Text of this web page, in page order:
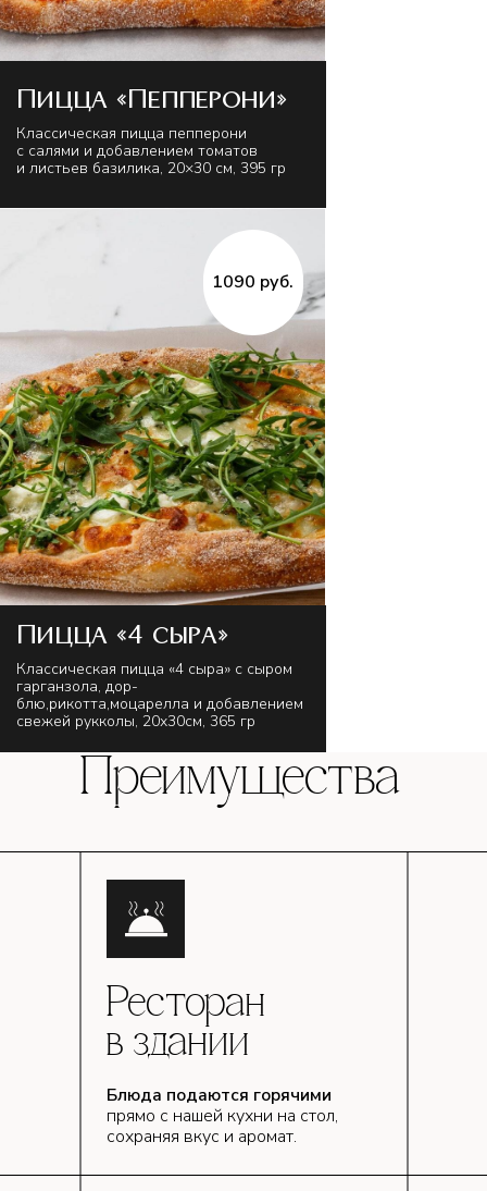
Пицца «Пепперони»
Классическая пицца пепперони
с салями и добавлением томатов
и листьев базилика, 20×30 см, 395 гр
Пицца «4 сыра»
Классическая пицца «4 сыра» с сыром
гарганзола, дор-
блю,рикотта,моцарелла и добавлением
свежей рукколы, 20х30см, 365 гр
1090 руб.
Преимущества
Ресторан
в здании
Блюда подаются горячими
прямо с нашей кухни на стол,
сохраняя вкус и аромат.